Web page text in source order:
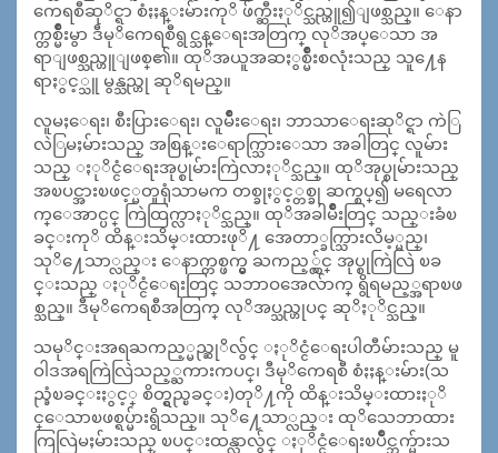
ကေရစီဆုိင္ရာ စံႏႈန္းမ်ားကုိ ဖ်က္ဆီးႏုိင္သည္ဟူ၍ျဖစ္သည္။ ေနာ
က္တစ္မ်ိဳးမွာ ဒီမုိကေရစီရွင္သန္ေရးအတြက္ လုိအပ္ေသာ အ
ရာျဖစ္သည္ဟူျဖစ္၏။ ထုိအယူအဆႏွစ္မ်ိဳးစလုံးသည္ သူ႔ေန
ရာႏွင့္သူ မွန္သည္ဟု ဆုိရမည္။
လူမႈေရး၊ စီးပြားေရး၊ လူမ်ိဳးေရး၊ ဘာသာေရးဆုိင္ရာ ကဲြ
လဲြမႈမ်ားသည္ အစြန္းေရာက္သြားေသာ အခါတြင္ လူမ်ား
သည္ ႏုိင္ငံေရးအုပ္စုမ်ားကြဲလာႏုိင္သည္။ ထုိအုပ္စုမ်ားသည္
အၿပင္အားၿဖင့္မတူရုံသာမက တစ္ခုႏွင့္တစ္ခု ဆက္စပ္၍ မရေလာ
က္ေအာင္ပင္ ကြဲထြက္လာႏုိင္သည္။ ထုိအခါမ်ိဳးတြင္ သည္းခံၿ
ခင္းကုိ ထိန္းသိမ္းထားဖုိ႔ အေတာ္ခက္သြားလိမ့္မည္၊
သုိ႔ေသာ္လည္း ေနာက္တစ္ဖက္မွ ႀကည့္လွ်င္ အုပ္စုကြဲလြဲ ၿခ
င္းသည္ ႏုိင္ငံေရးတြင္ သဘာဝအေလ်ာက္ ရွိရမည့္အရာၿဖ
စ္သည္။ ဒီမုိကေရစီအတြက္ လုိအပ္သည္ဟုပင္ ဆုိႏုိင္သည္။
သမုိင္းအရႀကည့္မည္ဆုိလွ်င္ ႏုိင္ငံေရးပါတီမ်ားသည္ မူ
ဝါဒအရကြဲလြဲသည့္ႀကားကပင္၊ ဒီမုိကေရစီ စံႏႈန္းမ်ား(သ
ည္ခံၿခင္းႏွင့္ စိတ္ရွည္ၿခင္း)တုိ႔ကို ထိန္းသိမ္းထားႏုိ
င္ေသာၿဖစ္ရပ္မ်ားရွိသည္။ သုိ႔ေသာ္လည္း ထုိသေဘာထား
ကြလြဲမႈမ်ားသည္ ၿပင္းထန္လာလွ်င္ ႏုိင္ငံေရးၿပိဳင္ဘက္မ်ားသ